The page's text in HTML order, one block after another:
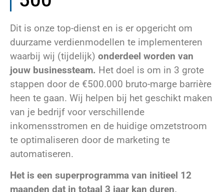
Dit is onze top-dienst en is er opgericht om
duurzame verdienmodellen te implementeren
waarbij wij (tijdelijk) onderdeel worden van
jouw businessteam. Het doel is om in 3 grote
stappen door de €500.000 bruto-marge barrière
heen te gaan. Wij helpen bij het geschikt maken
van je bedrijf voor verschillende
inkomensstromen en de huidige omzetstroom
te optimaliseren door de marketing te
automatiseren.
Het is een superprogramma van initieel 12
maanden dat in totaal 3 jaar kan duren,